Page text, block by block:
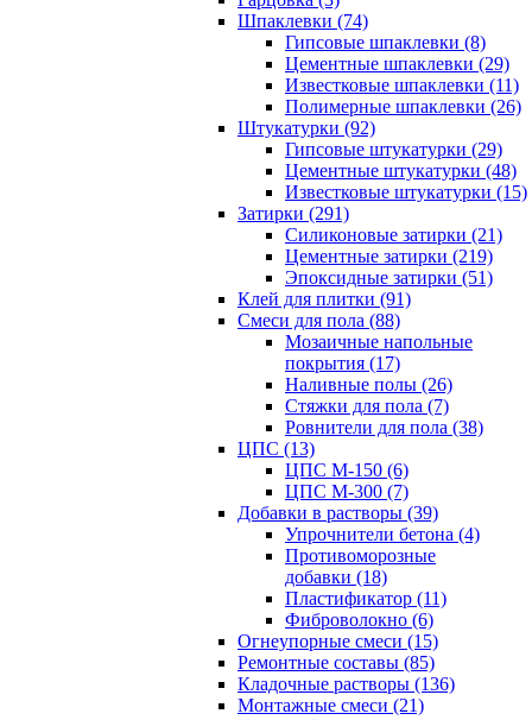
Шпаклевки (74)
Гипсовые шпаклевки (8)
Цементные шпаклевки (29)
Известковые шпаклевки (11)
Полимерные шпаклевки (26)
Штукатурки (92)
Гипсовые штукатурки (29)
Цементные штукатурки (48)
Известковые штукатурки (15)
Затирки (291)
Силиконовые затирки (21)
Цементные затирки (219)
Эпоксидные затирки (51)
Клей для плитки (91)
Смеси для пола (88)
Мозаичные напольные
покрытия (17)
Наливные полы (26)
Стяжки для пола (7)
Ровнители для пола (38)
ЦПС (13)
ЦПС М-150 (6)
ЦПС М-300 (7)
Добавки в растворы (39)
Упрочнители бетона (4)
Противоморозные
добавки (18)
Пластификатор (11)
Фиброволокно (6)
Огнеупорные смеси (15)
Ремонтные составы (85)
Кладочные растворы (136)
Монтажные смеси (21)